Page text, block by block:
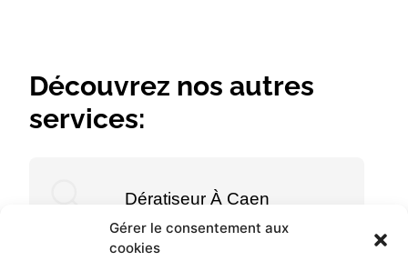
Gérer le consentement aux
cookies
Découvrez nos autres
services:
Dératiseur À Caen